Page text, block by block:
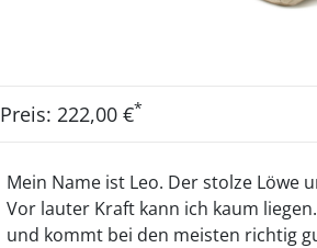
Preis: 222,00 €*
Mein Name ist Leo. Der stolze Löwe
Vor lauter Kraft kann ich kaum
und kommt bei den meisten richtig